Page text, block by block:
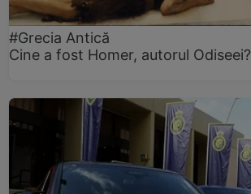
#Grecia Antică
Cine a fost Homer, autorul Odiseei?